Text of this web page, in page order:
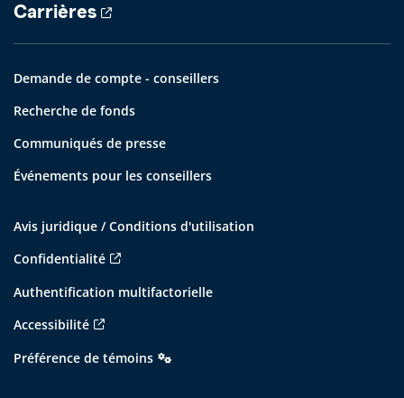
Carrières
Demande de compte - conseillers
Recherche de fonds
Communiqués de presse
Événements pour les conseillers
Avis juridique / Conditions d'utilisation
Confidentialité
Authentification multifactorielle
Accessibilité
Préférence de témoins